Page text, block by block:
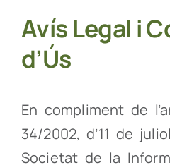
Avís Legal i
d’Ús
En compliment de
34/2002, d’11 de
Societat de la